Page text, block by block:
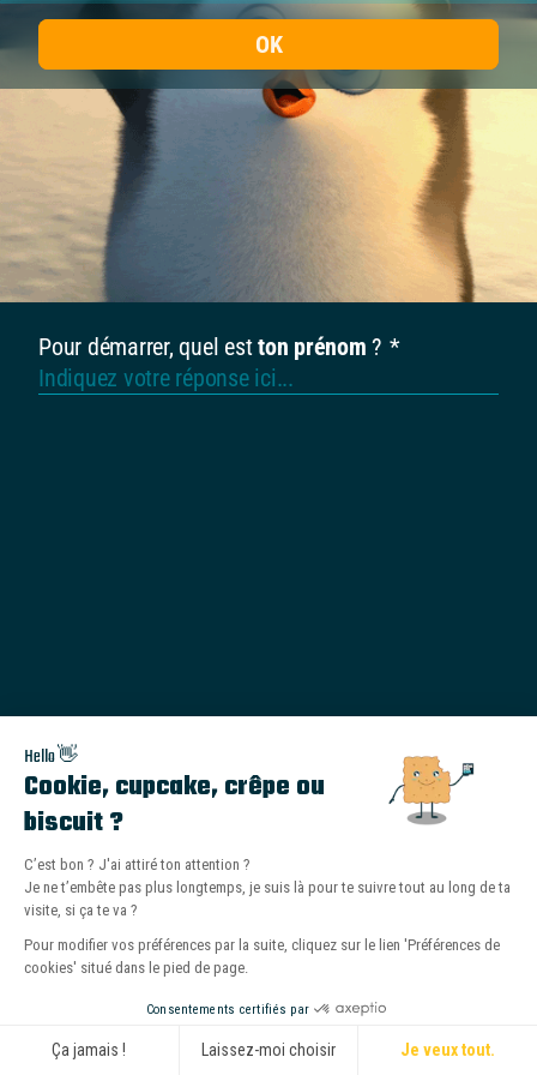
Hello 👋
Cookie, cupcake, crêpe ou
biscuit ?
C’est bon ? J'ai attiré ton attention ?
Je ne t’embête pas plus longtemps, je suis là pour te suivre tout au long de ta
visite, si ça te va ?
Pour modifier vos préférences par la suite, cliquez sur le lien 'Préférences de
cookies' situé dans le pied de page.
Consentements certifiés par
Ça jamais ! Laissez-moi choisir Je veux tout.